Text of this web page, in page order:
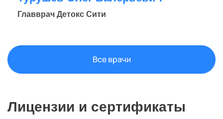
Главврач Детокс Сити
Все врачи
Лицензии и сертификаты